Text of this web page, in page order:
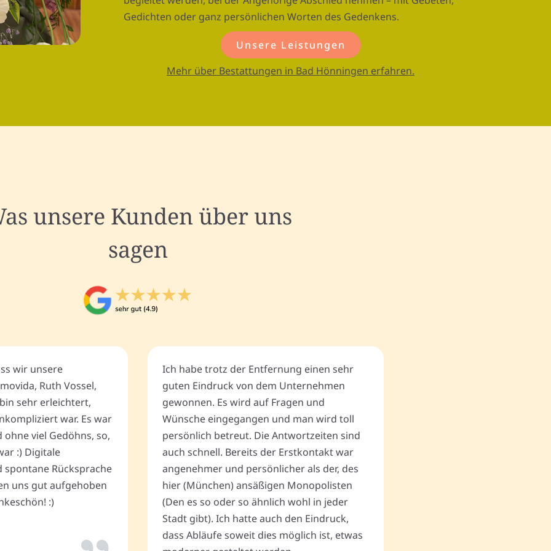
Gedichten oder ganz persönlichen Worten des Gedenkens.
Unsere Leistungen
Mehr über Bestattungen in Bad Hönningen erfahren.
unsere Kunden über uns
sagen
wir unsere
Ruth Vossel,
sehr erleichtert,
war. Es war
viel Gedöhns, so,
:) Digitale
Rücksprache
uns gut aufgehoben
:)
Ich habe trotz der Entfernung einen sehr
guten Eindruck von dem Unternehmen
gewonnen. Es wird auf Fragen und
Wünsche eingegangen und man wird toll
persönlich betreut. Die Antwortzeiten sind
auch schnell. Bereits der Erstkontakt war
angenehmer und persönlicher als der, des
hier (München) ansäßigen Monopolisten
(Den es so oder so ähnlich wohl in jeder
Stadt gibt). Ich hatte auch den Eindruck,
dass Abläufe soweit dies möglich ist, etwas